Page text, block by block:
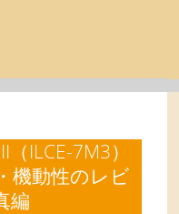
ILCE-7M3）
機動性のレビ
編